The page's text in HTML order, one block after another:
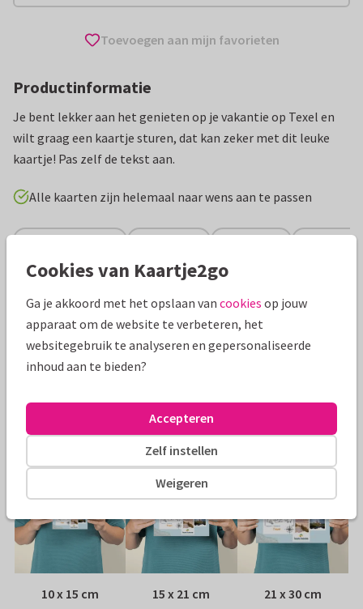
Toevoegen aan mijn favorieten
Productinformatie
Je bent lekker aan het genieten op je vakantie op Texel en
wilt graag een kaartje sturen, dat kan zeker met dit leuke
kaartje! Pas zelf de tekst aan.
Alle kaarten zijn helemaal naar wens aan te passen
Vakantiekaarten Great Stay Nederland Groeten
Papiersoort: Kies uit 6 luxe papiersoorten
Envelop: Witte vensterenvelop
Adres: Achterop de kaart
Formaten
10 x 15 cm 15 x 21 cm 21 x 30 cm
Cookies van Kaartje2go
Ga je akkoord met het opslaan van cookies op jouw
apparaat om de website te verbeteren, het
websitegebruik te analyseren en gepersonaliseerde
inhoud aan te bieden?
Weigeren
Zelf instellen
Accepteren